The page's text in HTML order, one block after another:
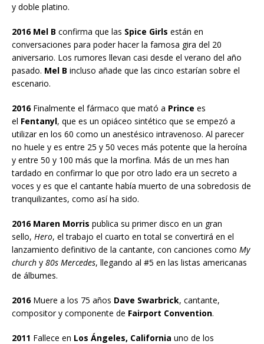
y doble platino.
2016 Mel B confirma que las Spice Girls están en
conversaciones para poder hacer la famosa gira del 20
aniversario. Los rumores llevan casi desde el verano del año
pasado. Mel B incluso añade que las cinco estarían sobre el
escenario.
2016Finalmente el fármaco que mató a Prince es
el Fentanyl, que es un opiáceo sintético que se empezó a
utilizar en los 60 como un anestésico intravenoso. Al parecer
no huele y es entre 25 y 50 veces más potente que la heroína
y entre 50 y 100 más que la morfina. Más de un mes han
tardado en confirmar lo que por otro lado era un secreto a
voces y es que el cantante había muerto de una sobredosis de
tranquilizantes, como así ha sido.
2016 Maren Morris publica su primer disco en un gran
sello, Hero, el trabajo el cuarto en total se convertirá en el
lanzamiento definitivo de la cantante, con canciones como My
church y 80s Mercedes, llegando al #5 en las listas americanas
de álbumes.
2016Muere a los 75 años Dave Swarbrick, cantante,
compositor y componente de Fairport Convention.
2011 Fallece en Los Ángeles, California uno de los